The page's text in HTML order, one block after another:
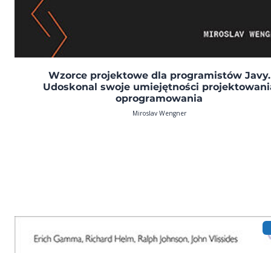
Wzorce projektowe dla programistów Javy.
Udoskonal swoje umiejętności
oprogramowania
Miroslav Wengner